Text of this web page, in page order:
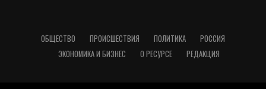
ОБЩЕСТВО ПРОИСШЕСТВИЯ ПОЛИТИКА
РОССИЯ
ЭКОНОМИКА И БИЗНЕС
О РЕСУРСЕ РЕДАКЦИЯ